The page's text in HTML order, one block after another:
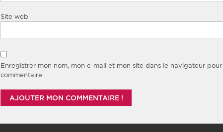
Site web
Enregistrer mon nom, mon e-mail et mon site dans le navigateur
commentaire.